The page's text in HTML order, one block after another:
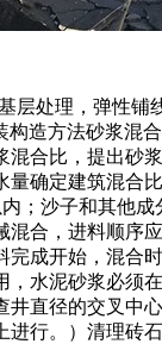
层处理，弹性铺
构造方法砂浆混
混合比，提出砂
量确定建筑混合
；沙子和其他成
混合，进料顺序
成开始，混合
，水泥砂浆必须
井直径的交叉中
进行。）清理砖